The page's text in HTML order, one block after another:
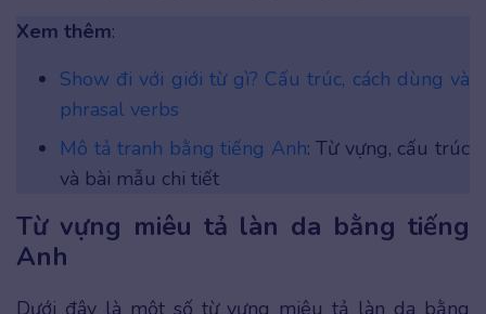
Xem thêm:
Show đi với giới từ gì? Cấu trúc, cách dùng và
phrasal verbs
Mô tả tranh bằng tiếng Anh: Từ vựng, cấu trúc
và bài mẫu chi tiết
Từ vựng miêu tả làn da bằng tiếng
Anh